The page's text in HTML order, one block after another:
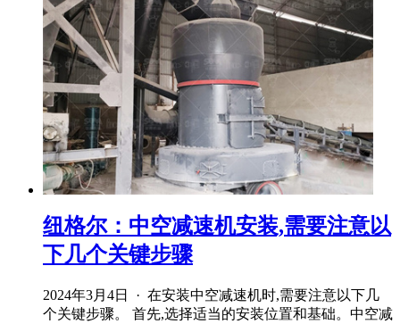
纽格尔：中空减速机安装,需要注意以
下几个关键步骤
2024年3月4日 · 在安装中空减速机时,需要注意以下几
个关键步骤。 首先,选择适当的安装位置和基础。中空减